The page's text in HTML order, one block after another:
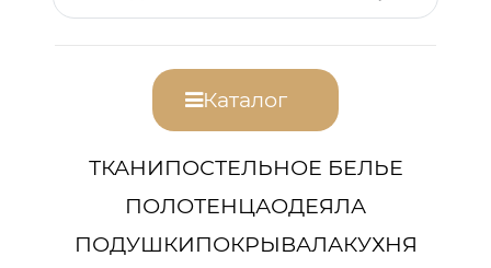
Каталог
ТКАНИПОСТЕЛЬНОЕ БЕЛЬЕ
ПОЛОТЕНЦАОДЕЯЛА
ПОДУШКИПОКРЫВАЛАКУХНЯ